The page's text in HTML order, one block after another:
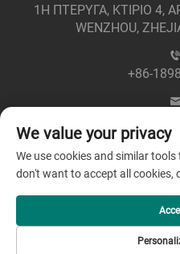
1Η ΠΤΕΡΥΓΑ, ΚΤΙΡΙΟ 4,
WENZHOU,
+86-
Πνευματικά
Greenpower Electric
We value your privacy
We use cookies and similar
don't want to accept all cookies,